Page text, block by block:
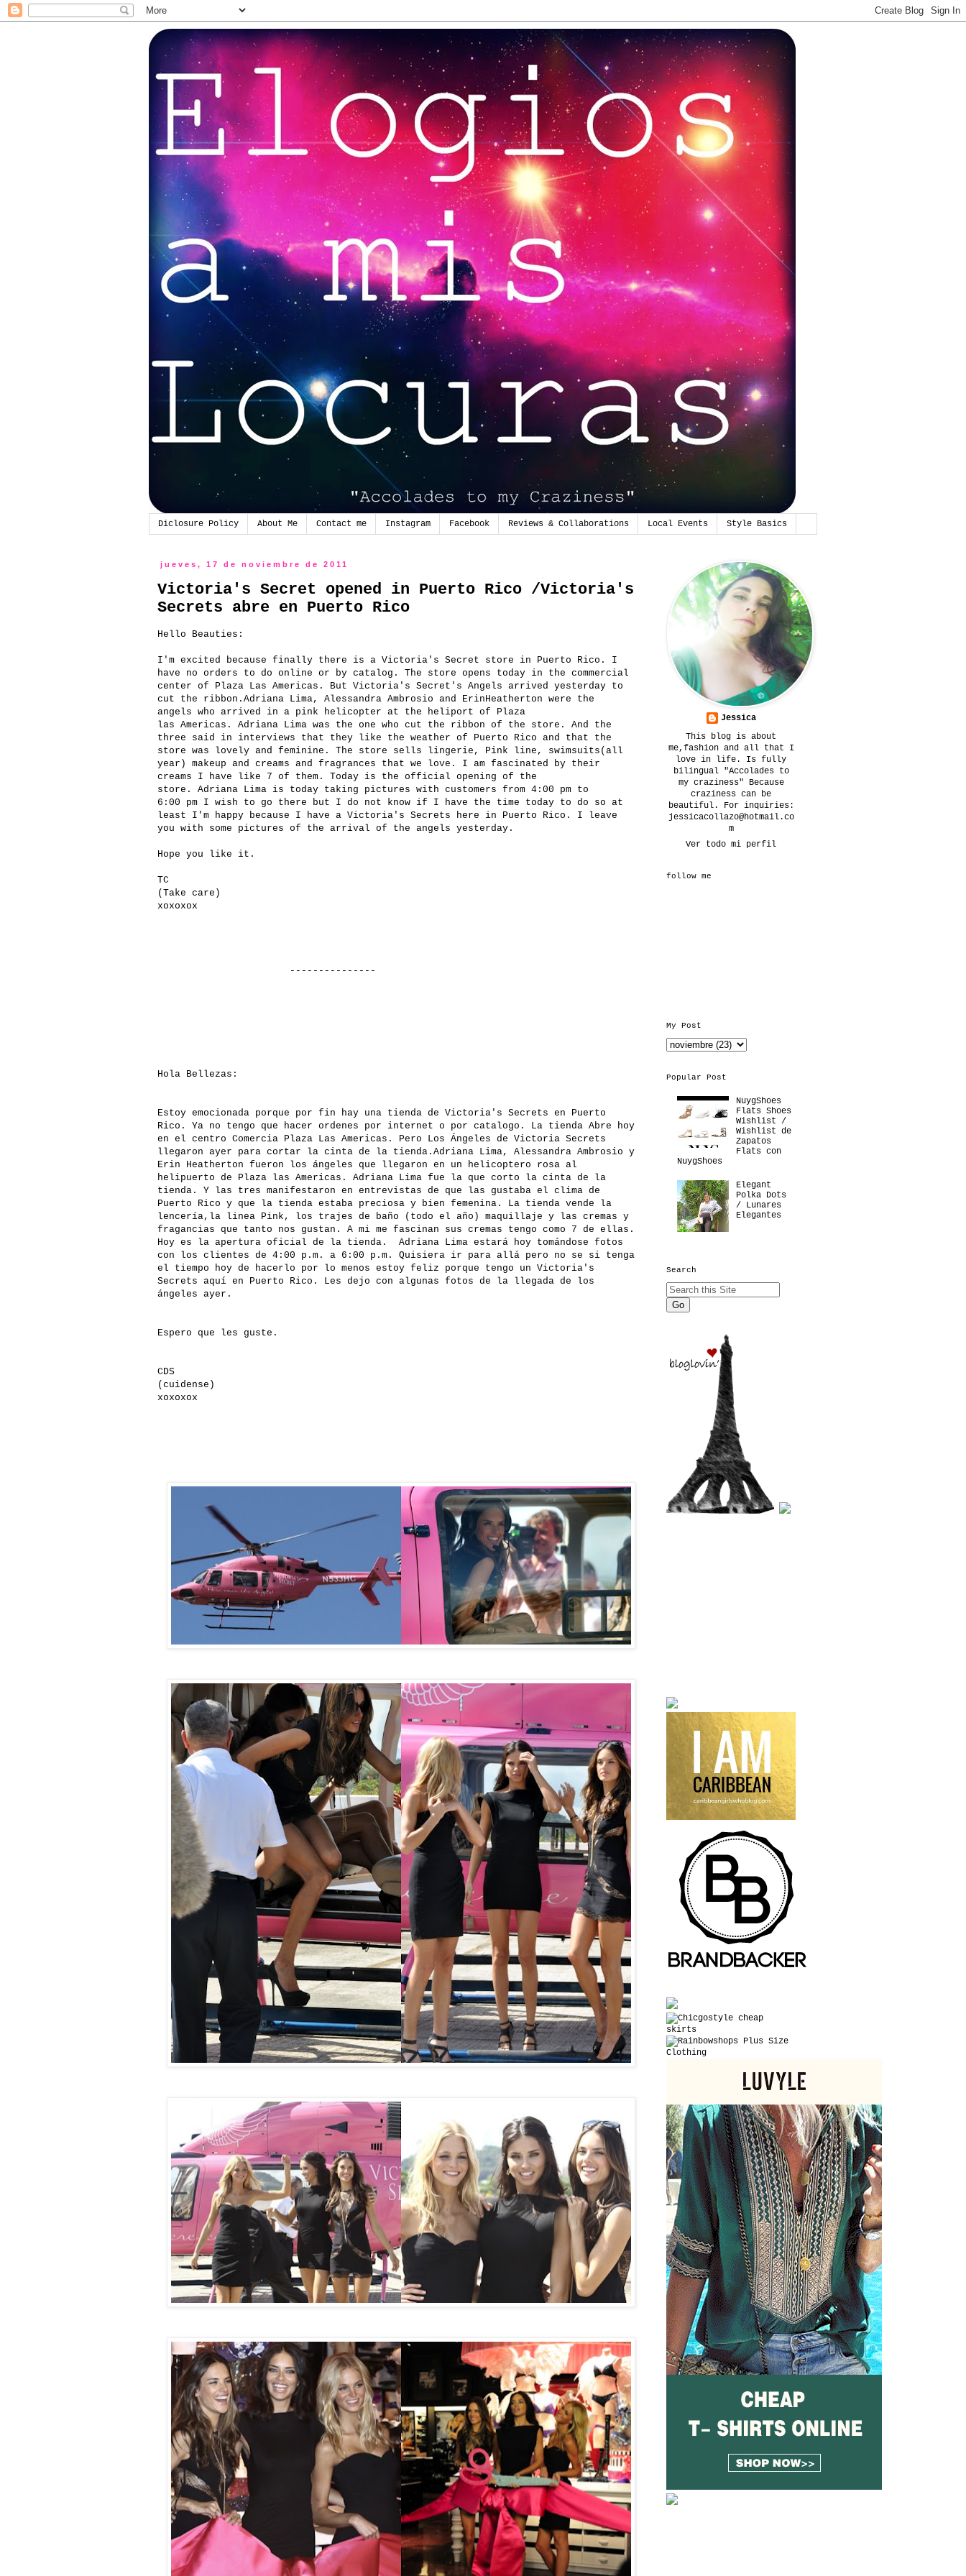
Diclosure Policy About Me Contact me Instagram Facebook Reviews & Collaborations Local Events Style Basics
jueves, 17 de noviembre de 2011
Victoria's Secret opened in Puerto Rico /Victoria's
Secrets abre en Puerto Rico
Hello Beauties :
I'm excited because finally there is a Victoria 's Secret store in Puerto Rico.
I
have no orders to do online or by catalog. The store opens today in the commercial
center of
Plaza Las Americas. But Victoria's Secret 's Angels arrived yesterday to
cut the
ribbon . Adriana Lima, Alessandra Ambrosio and ErinHeatherton were the
angels who arrived in a pink helicopter at the heliport of
Plaza
las Americas. Adriana Lima was the one who cut the ribbon of the store.
And the
three
said in interviews that they like the weather of Puerto Rico and that
the
store was
lovely and feminine . The store sells lingerie, Pink line , swimsuits ( all
year ) makeup and creams and fragrances that we love . I am fascinated by their
creams
I have like 7 of them. Today is the official opening of
the
store.
Adriana Lima is today taking pictures with customers from 4:00 pm to
6:00
pm I wish to go there but I do not know if I have the time today to do so at
least I'm happy because I have a Victoria's Secrets here in Puerto Rico.
I leave
you with
some pictures of the arrival of the angels yesterday.
Hope you like it.
TC
( Take care )
xoxoxox
---------------
Hola Bellezas:
Estoy emocionada porque por fin hay una tienda de Victoria's Secrets en Puerto
Rico. Ya no tengo que hacer ordenes por internet o por catalogo. La tienda Abre hoy
en el centro Comercia Plaza Las Americas. Pero Los Ángeles de Victoria Secrets
llegaron ayer para cortar la cinta de la tienda.Adriana Lima, Alessandra Ambrosio y
Erin Heatherton fueron los ángeles que llegaron en un helicoptero rosa al
helipuerto de Plaza las Americas. Adriana Lima fue la que corto la cinta de la
tienda. Y las tres manifestaron en entrevistas de que las gustaba el clima de
Puerto Rico y que la tienda estaba preciosa y bien femenina. La tienda vende la
lencería,la linea Pink, los trajes de baño (todo el año) maquillaje y las cremas y
fragancias que tanto nos gustan. A mi me fascinan sus cremas tengo como 7 de ellas.
Hoy es la apertura oficial de la tienda. Adriana Lima estará hoy tomándose fotos
con los clientes de 4:00 p.m. a 6:00 p.m. Quisiera ir para allá pero no se si tenga
el tiempo hoy de hacerlo por lo menos estoy feliz porque tengo un Victoria's
Secrets aquí en Puerto Rico. Les dejo con algunas fotos de la llegada de los
ángeles ayer.
Espero que les guste.
CDS
(cuidense)
xoxoxox
Jessica
This blog is about
me,fashion and all that I
love in life. Is fully
bilingual "Accolades to
my craziness" Because
craziness can be
beautiful. For inquiries:
jessicacollazo@hotmail.co
m
Ver todo mi perfil
follow me
My Post
Popular Post
NuygShoes
Flats Shoes
Wishlist /
Wishlist de
Zapatos
Flats con
NuygShoes
Elegant
Polka Dots
/ Lunares
Elegantes
Search